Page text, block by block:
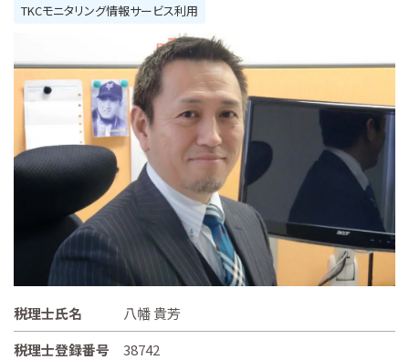
TKCモニタリング情報サービス利用
税理士氏名
八幡 貴芳
税理士登録番号
38742